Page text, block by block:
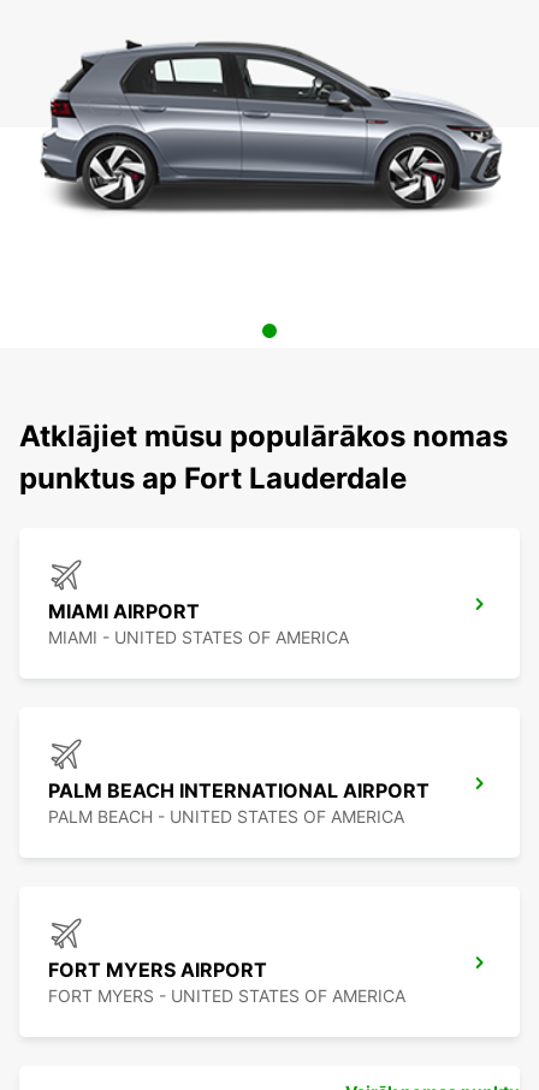
Atklājiet mūsu populārākos nomas
punktus ap Fort Lauderdale
MIAMI AIRPORT
MIAMI - UNITED STATES OF AMERICA
PALM BEACH INTERNATIONAL AIRPORT
PALM BEACH - UNITED STATES OF AMERICA
FORT MYERS AIRPORT
FORT MYERS - UNITED STATES OF AMERICA